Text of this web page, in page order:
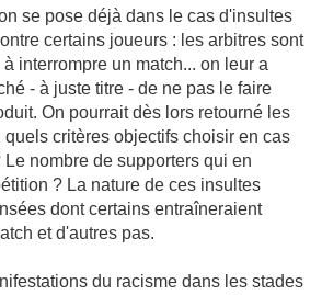
se pose déjà dans le cas d'insultes
certains joueurs : les arbitres sont
interrompre un match... on leur a
- à juste titre - de ne pas le faire
On pourrait dès lors retourné les
quels critères objectifs choisir en cas
nombre de supporters qui en
? La nature de ces insultes
dont certains entraîneraient
et d'autres pas.
du racisme dans les stades